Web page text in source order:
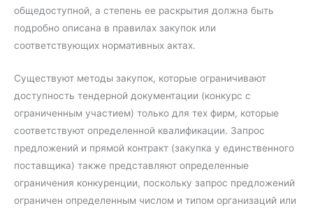
общедоступной, а степень ее раскрытия должна быть
подробно описана в правилах закупок или
соответствующих нормативных актах.
Существуют методы закупок, которые ограничивают
доступность тендерной документации (конкурс с
ограниченным участием) только для тех фирм, которые
соответствуют определенной квалификации. Запрос
предложений и прямой контракт (закупка у единственного
поставщика) также представляют определенные
ограничения конкуренции, поскольку запрос предложений
ограничен определенным числом и типом организаций или